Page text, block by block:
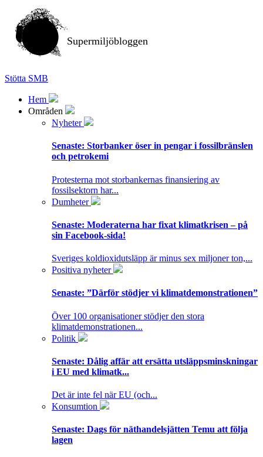
Supermiljöbloggen
Stötta SMB
Hem
Områden
Nyheter
Senaste: Storbanker öser in pengar i fossilbränslen
och petrokemi
Protesterna mot storbankernas finansiering av
fossilsektorn har...
Dumheter
Senaste: Moderaterna har fixat klimatkrisen – på
sin Facebook-sida!
Sveriges koldioxidutsläpp är minus sex miljoner ton,...
Positiva nyheter
Senaste: ”Därför stödjer vi klimatdemonstrationen”
Över 100 organisationer stödjer den stora
klimatdemonstrationen...
Politik
Senaste: Dålig affär att ersätta utsläppsminskningar
i EU med klimatk...
Det är inte fel när EU (och...
Konsumtion
Senaste: Dags för näthandelsjätten Temu att följa
lagen